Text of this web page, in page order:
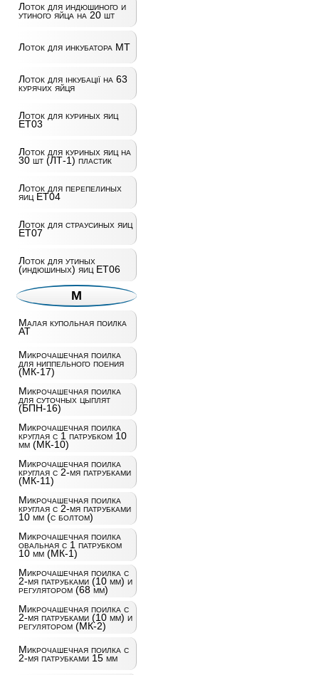
Лоток для индюшиного и
утиного яйца на 20 шт
Лоток для инкубатора MT
Лоток для інкубації на 63
курячих яйця
Лоток для куриных яиц
ET03
Лоток для куриных яиц на
30 шт (ЛТ-1) пластик
Лоток для перепелиных
яиц ET04
Лоток для страусиных яиц
ET07
Лоток для утиных
(индюшиных) яиц ET06
М
Малая купольная поилка
AT
Микрочашечная поилка
для ниппельного поения
(МК-17)
Микрочашечная поилка
для суточных цыплят
(БПН-16)
Микрочашечная поилка
круглая с 1 патрубком 10
мм (МК-10)
Микрочашечная поилка
круглая с 2-мя патрубками
(МК-11)
Микрочашечная поилка
круглая с 2-мя патрубками
10 мм (с болтом)
Микрочашечная поилка
овальная с 1 патрубком
10 мм (МК-1)
Микрочашечная поилка с
2-мя патрубками (10 мм) и
регулятором (68 мм)
Микрочашечная поилка с
2-мя патрубками (10 мм) и
регулятором (МК-2)
Микрочашечная поилка с
2-мя патрубками 15 мм